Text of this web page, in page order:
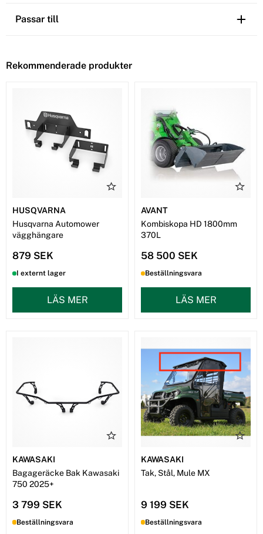
Passar till
Rekommenderade produkter
HUSQVARNA
Husqvarna Automower
vägghängare
879 SEK
I externt lager
LÄS MER
AVANT
Kombiskopa HD 1800mm
370L
58 500 SEK
Beställningsvara
LÄS MER
KAWASAKI
Bagageräcke Bak Kawasaki
750 2025+
3 799 SEK
Beställningsvara
KAWASAKI
Tak, Stål, Mule MX
9 199 SEK
Beställningsvara